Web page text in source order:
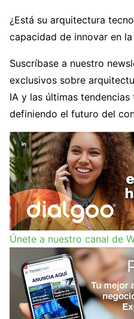
¿Está su arquitectura
capacidad de innovar en
Suscríbase a nuestro
exclusivos sobre
IA y las últimas
definiendo el futuro del
Únete a nuestro canal de